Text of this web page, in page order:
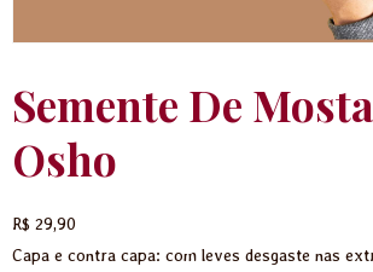
Semente De
Osho
R$ 29,90
Capa e contra capa: com leves desgaste nas